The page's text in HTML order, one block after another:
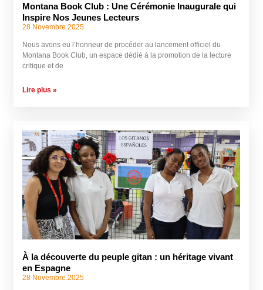
Montana Book Club : Une Cérémonie Inaugurale qui
Inspire Nos Jeunes Lecteurs
28 Novembre 2025
Nous avons eu l’honneur de procéder au lancement officiel du
Montana Book Club, un espace dédié à la promotion de la lecture
critique et de
Lire plus »
À la découverte du peuple gitan : un héritage vivant
en Espagne
28 Novembre 2025